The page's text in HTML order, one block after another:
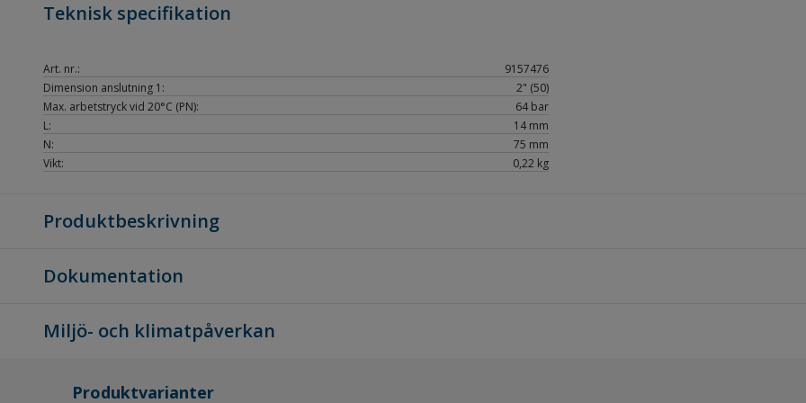
Teknisk specifikation
Art. nr.:
9157476
Dimension anslutning 1:
2" (50)
Max. arbetstryck vid 20°C (PN):
64 bar
L:
14 mm
N:
75 mm
Vikt:
0,22 kg
Produktbeskrivning
Dokumentation
Miljö- och klimatpåverkan
Produktvarianter